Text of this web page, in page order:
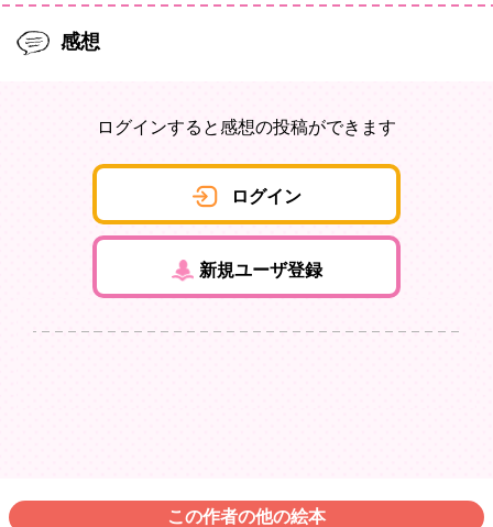
感想
ログインすると感想の投稿ができます
ログイン
新規ユーザ登録
この作者の他の絵本